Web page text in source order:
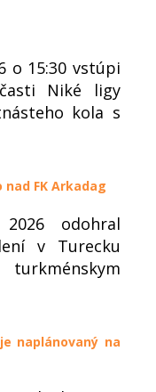
o 15:30 vstúpi
Niké ligy
kola s
FK Arkadag
odohral
v Turecku
naplánovaný na